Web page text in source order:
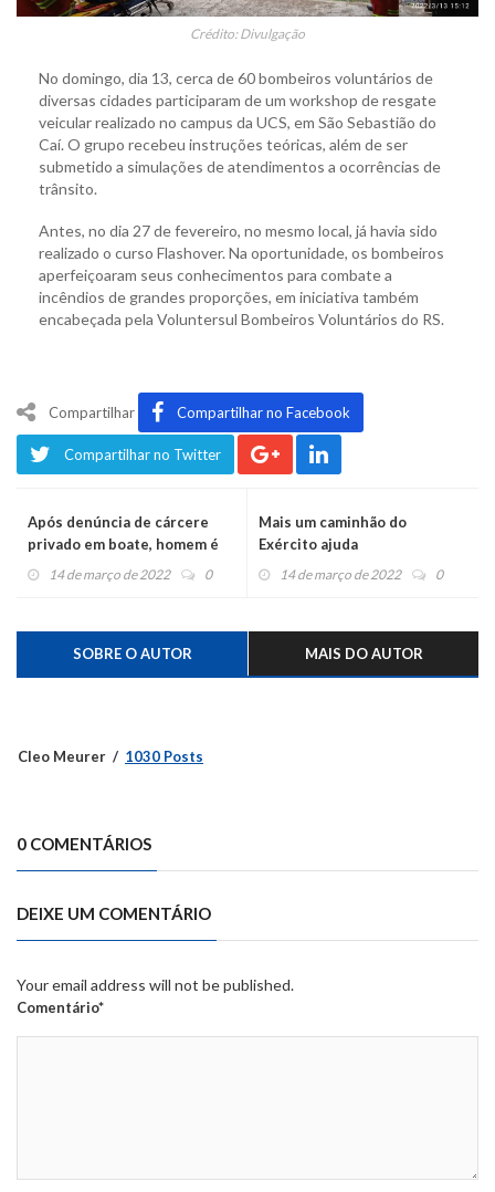
Crédito: Divulgação
No domingo, dia 13, cerca de 60 bombeiros voluntários de
diversas cidades participaram de um workshop de resgate
veicular realizado no campus da UCS, em São Sebastião do
Caí. O grupo recebeu instruções teóricas, além de ser
submetido a simulações de atendimentos a ocorrências de
trânsito.
Antes, no dia 27 de fevereiro, no mesmo local, já havia sido
realizado o curso Flashover. Na oportunidade, os bombeiros
aperfeiçoaram seus conhecimentos para combate a
incêndios de grandes proporções, em iniciativa também
encabeçada pela Voluntersul Bombeiros Voluntários do RS.
Compartilhar Compartilhar no Facebook
Compartilhar no Twitter
Após denúncia de cárcere
privado em boate, homem é
preso por tráfico
14 de março de 2022 0
Mais um caminhão do
Exército ajuda
montenegrinos contra a
14 de março de 2022 0
SOBRE O AUTOR MAIS DO AUTOR
Cleo Meurer 1030 Posts
0 COMENTÁRIOS
DEIXE UM COMENTÁRIO
Your email address will not be published.
Comentário*